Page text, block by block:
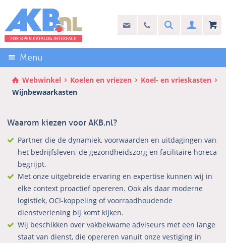
links
over
Direct
naar
de
inhoud
Direct
hoofdmenu
info@akb.nl
Stel uw vraag
030 69 50 814Search
Menu
Webwinkel Koelen en vriezen
Koel- en vrieskasten
Wijnbewaarkasten
Waarom kiezen voor AKB.nl?
Partner die de dynamiek, voorwaarden en uitdagingen van
het bedrijfsleven, de gezondheidszorg en facilitaire horeca
begrijpt.
Met onze uitgebreide ervaring en expertise kunnen wij in
elke context proactief opereren. Ook als daar moderne
logistiek, OCI-koppeling of voorraadhoudende
dienstverlening bij komt kijken.
Wij beschikken over vakbekwame adviseurs met een lange
staat van dienst, die opereren vanuit onze vestiging in